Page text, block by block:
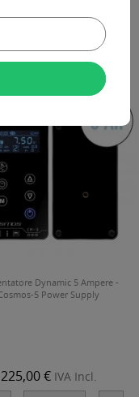
Dynamic 5 Ampere -
5 Power Supply
225,00 € IVA Incl.